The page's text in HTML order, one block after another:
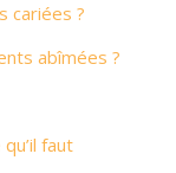
cariées ?
abîmées ?
faut